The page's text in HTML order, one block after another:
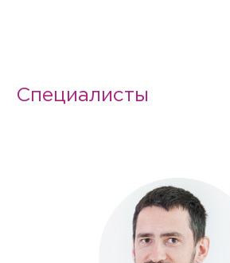
Специалисты